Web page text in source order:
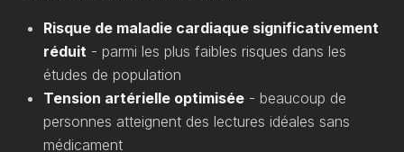
Risque de maladie cardiaque significativement
réduit - parmi les plus faibles risques dans les
études de population
Tension artérielle optimisée - beaucoup de
personnes atteignent des lectures idéales sans
médicament